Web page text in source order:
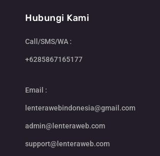
Hubungi Kami
Call/SMS/WA :
+6285867165177
Email :
lenterawebindonesia@gmail.com
admin@lenteraweb.com
support@lenteraweb.com